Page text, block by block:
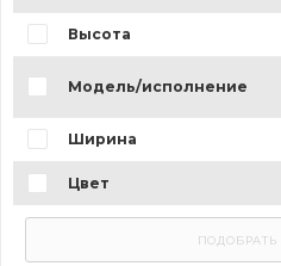
Высота
Модель/исполнение
Ширина
Цвет